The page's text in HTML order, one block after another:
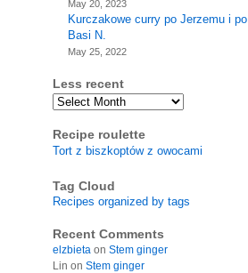
May 20, 2023
Kurczakowe curry po Jerzemu i po
Basi N.
May 25, 2022
Less recent
Archives
Recipe roulette
Tort z biszkoptów z owocami
Tag Cloud
Recipes organized by tags
Recent Comments
elzbieta on Stem ginger
Lin on Stem ginger